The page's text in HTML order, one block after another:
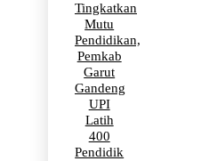
Tingkatkan
Mutu
Pendidikan,
Pemkab
Garut
Gandeng
UPI
Latih
400
Pendidik